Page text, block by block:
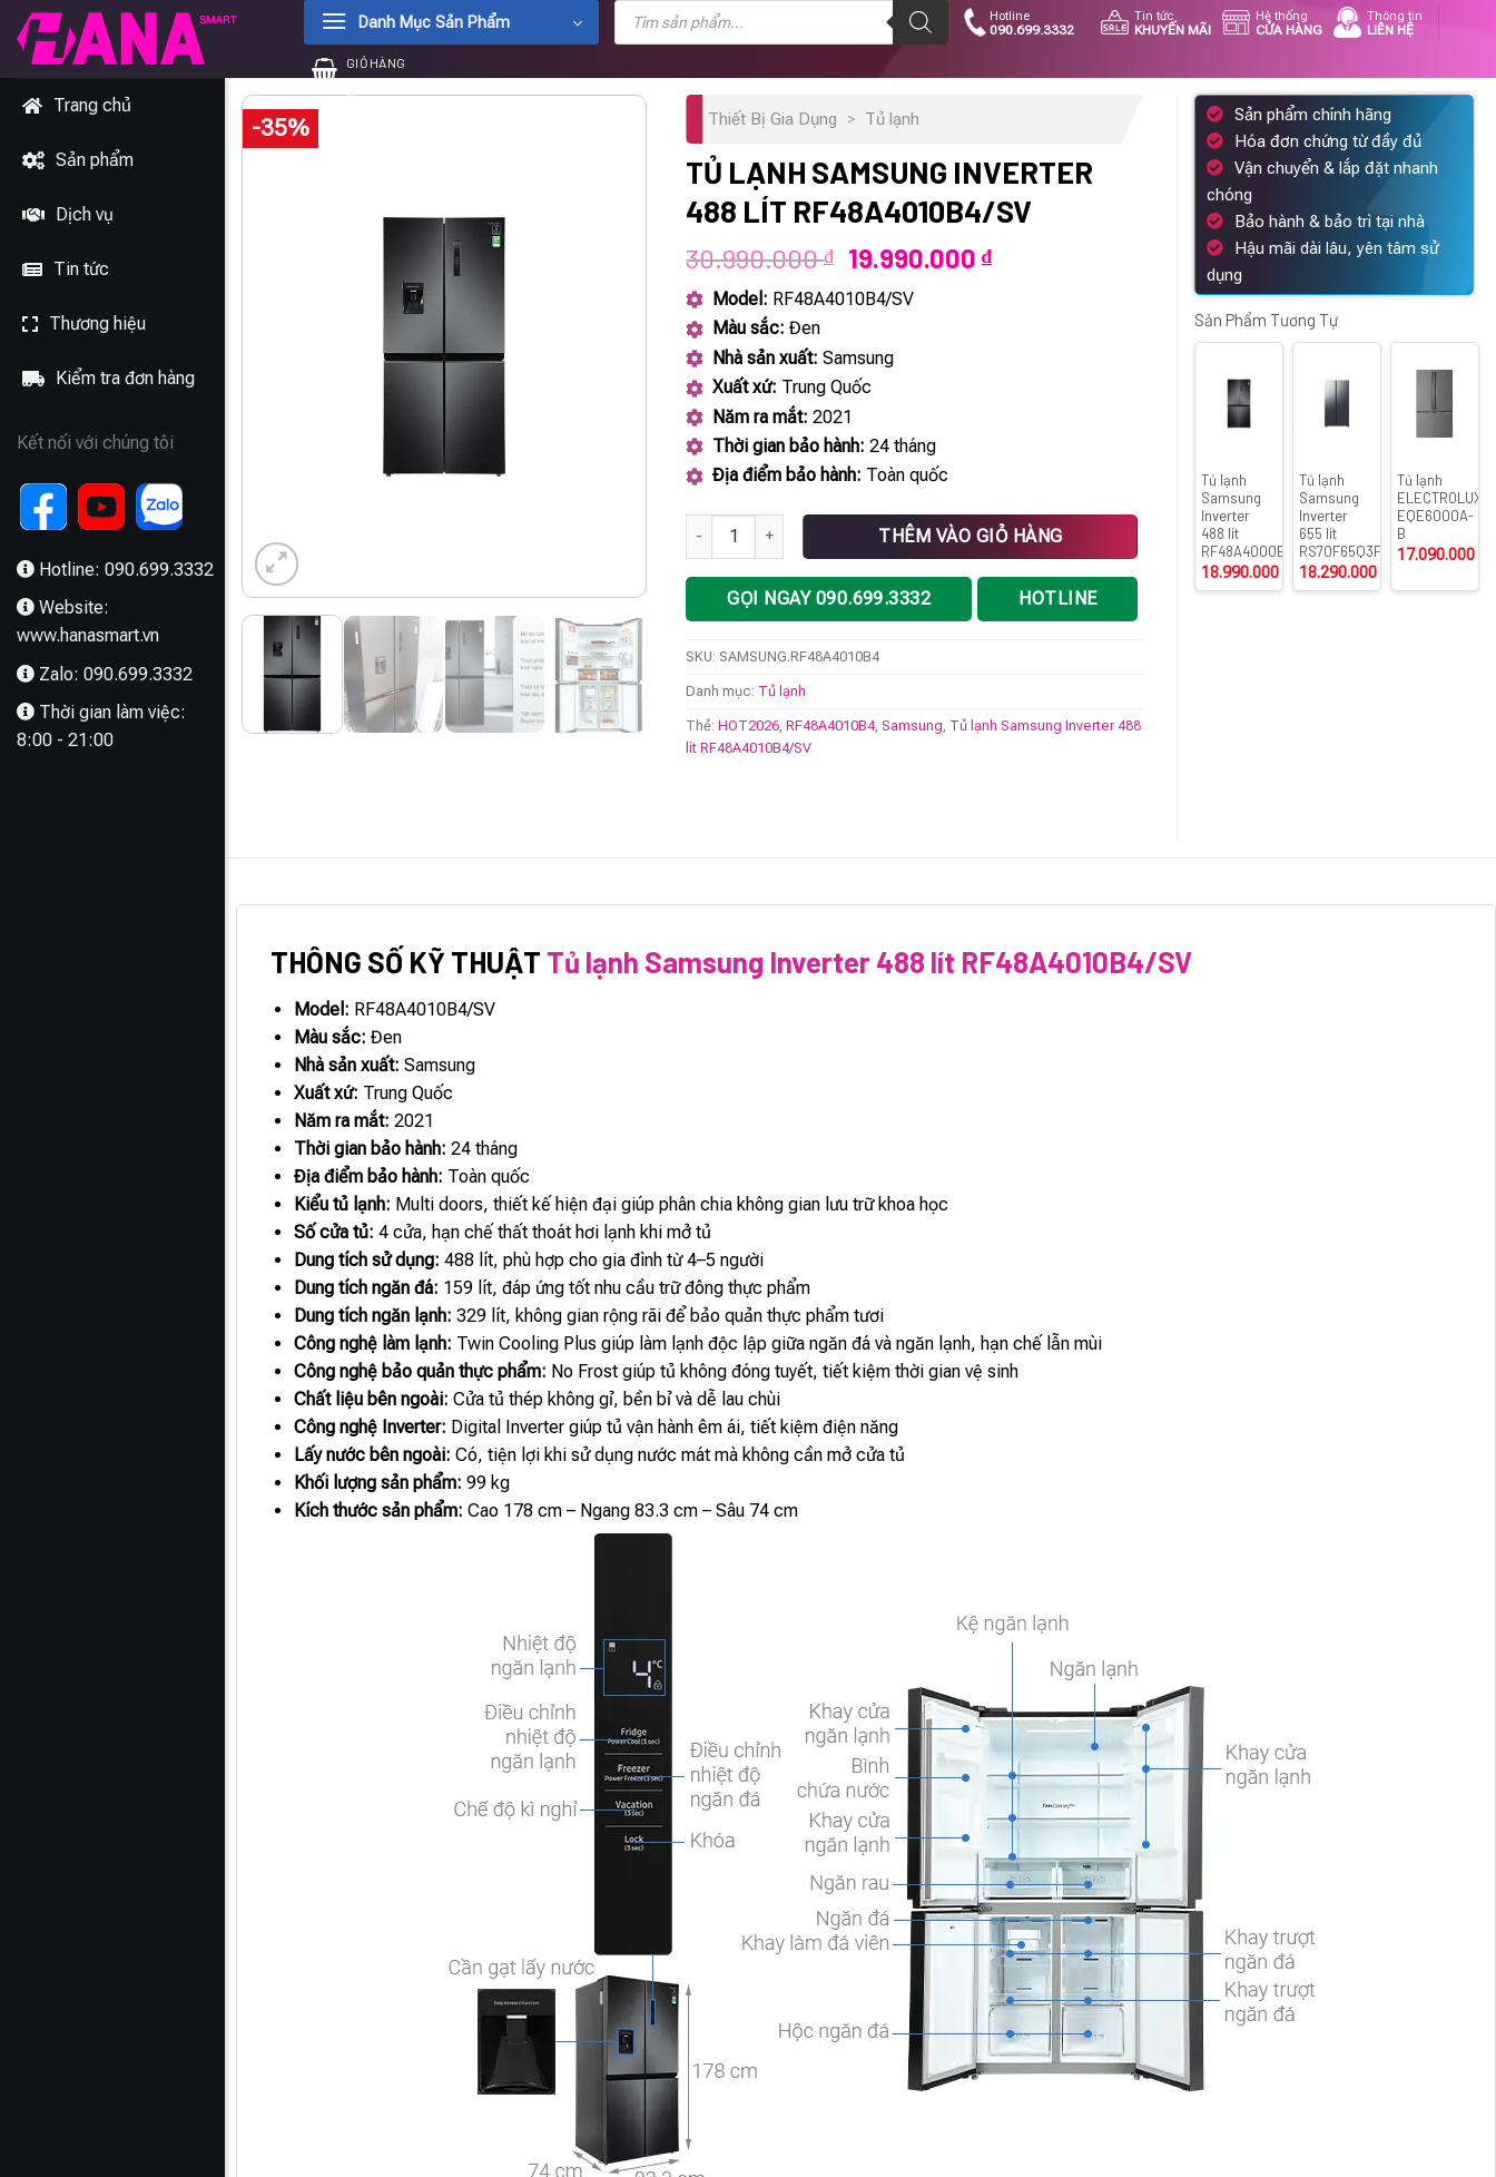
Chuyển
đến
dung
Danh Mục Sản Phẩm
Tìm
kiếm
phẩm
Hotline
090.699.3332
Tin tức
KHUYẾN MÃI
Hệ thống
CỬA HÀNG
Thông tin
LIÊN HỆ
GIỎ HÀNG
0₫
Trang chủ
Sản phẩm
Dịch vụ
Tin tức
Thương hiệu
Kiểm tra đơn hàng
Kết nối với chúng tôi
Hotline: 090.699.3332
Website:
www.hanasmart.vn
Zalo: 090.699.3332
Thời gian làm việc:
8:00 - 21:00
-35% Thiết Bị Gia Dụng > Tủ lạnh
TỦ LẠNH SAMSUNG INVERTER
488 LÍT RF48A4010B4/SV
30.990.000₫
Giá
gốc
là:
19.990.000 ₫Giá
Model: RF48A4010B4/SV
Màu sắc: Đen
Nhà sản xuất: Samsung
Xuất xứ: Trung Quốc
Năm ra mắt: 2021
Thời gian bảo hành: 24 tháng
Địa điểm bảo hành: Toàn quốc
Tủ lạnh Samsung Inverter 488 lít RF48A4010B4/SV số lượng
THÊM VÀO GIỎ HÀNG
GỌI NGAY 090.699.3332 HOTLINE
SKU: SAMSUNG.RF48A4010B4
Danh mục: Tủ lạnh
Thẻ:HOT2026 ,RF48A4010B4,Samsung Tủ lạnh Samsung Inverter 488
lít RF48A4010B4/SV
Sản phẩm chính hãng
Hóa đơn chứng từ đầy đủ
Vận chuyển & lắp đặt nhanh
chóng
Bảo hành & bảo trì tại nhà
Hậu mãi dài lâu, yên tâm sử
dụng
Sản Phẩm Tương Tự
Tủ lạnh
Samsung
Inverter
488 lít
RF48A4000B4/SV
18.990.000
Tủ lạnh
Samsung
Inverter
655 lít
RS70F65Q3FSV
18.290.000
Tủ lạnh
ELECTROLUX
EQE6000A-
B
17.090.000
THÔNG SỐ KỸ THUẬT Tủ lạnh Samsung Inverter 488 lít RF48A4010B4/SV
Model: RF48A4010B4/SV
Màu sắc: Đen
Nhà sản xuất: Samsung
Xuất xứ: Trung Quốc
Năm ra mắt: 2021
Thời gian bảo hành: 24 tháng
Địa điểm bảo hành: Toàn quốc
Kiểu tủ lạnh: Multi doors, thiết kế hiện đại giúp phân chia không gian lưu trữ khoa học
Số cửa tủ: 4 cửa, hạn chế thất thoát hơi lạnh khi mở tủ
Dung tích sử dụng: 488 lít, phù hợp cho gia đình từ 4–5 người
Dung tích ngăn đá: 159 lít, đáp ứng tốt nhu cầu trữ đông thực phẩm
Dung tích ngăn lạnh: 329 lít, không gian rộng rãi để bảo quản thực phẩm tươi
Công nghệ làm lạnh: Twin Cooling Plus giúp làm lạnh độc lập giữa ngăn đá và ngăn lạnh, hạn chế lẫn mùi
Công nghệ bảo quản thực phẩm: No Frost giúp tủ không đóng tuyết, tiết kiệm thời gian vệ sinh
Chất liệu bên ngoài: Cửa tủ thép không gỉ, bền bỉ và dễ lau chùi
Công nghệ Inverter: Digital Inverter giúp tủ vận hành êm ái, tiết kiệm điện năng
Lấy nước bên ngoài: Có, tiện lợi khi sử dụng nước mát mà không cần mở cửa tủ
Khối lượng sản phẩm: 99 kg
Kích thước sản phẩm: Cao 178 cm – Ngang 83.3 cm – Sâu 74 cm